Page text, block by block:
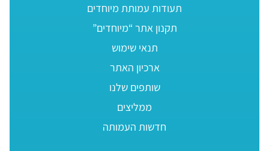
תעודות עמותת מיוחדים
תקנון אתר “מיוחדים”
תנאי שימוש
ארכיון האתר
שותפים שלנו
ממליצים
חדשות העמותה